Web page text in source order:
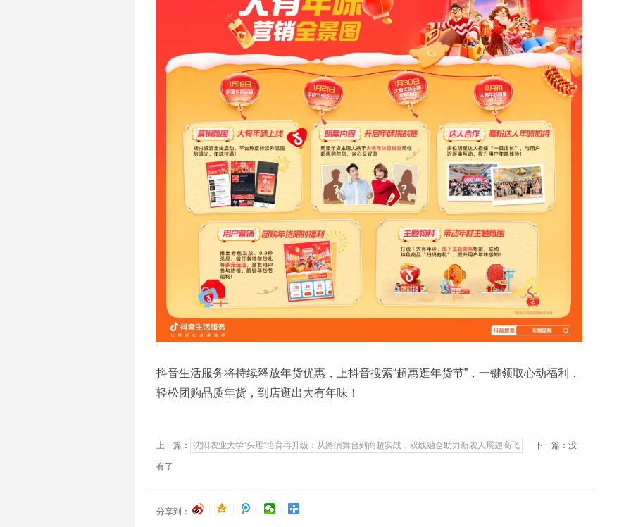
抖音生活服务将持续释放年货优惠，上抖音搜索“超惠逛年货节”，一键领取心动福利，
轻松团购品质年货，到店逛出大有年味！
上一篇： 沈阳农业大学“头雁”培育再升级：从路演舞台到商超实战，双线融合助力新农人展翅高飞 下一篇：没
有了
分享到：